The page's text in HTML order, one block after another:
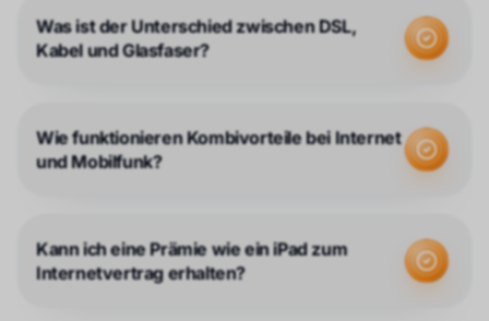
Was ist der Unterschied zwischen DSL,
Kabel und Glasfaser?
Wie funktionieren Kombivorteile bei Internet
und Mobilfunk?
Kann ich eine Prämie wie ein iPad zum
Internetvertrag erhalten?